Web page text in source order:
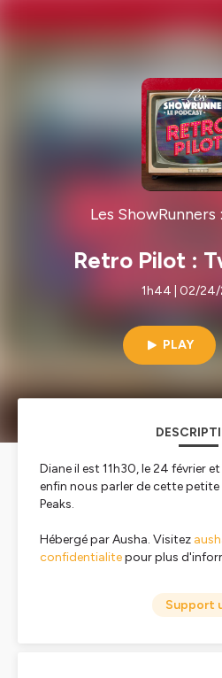
Les ShowRunners
Retro Pilot :
1h44 | 02/
PLAY
Diane il est 11h30, le 24 février
enfin nous parler de cette petite
Peaks.
Hébergé par Ausha. Visitez
confidentialitepour plus
Support